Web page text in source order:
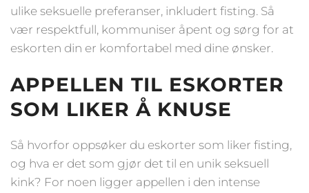
ulike seksuelle preferanser, inkludert fisting. Så
vær respektfull, kommuniser åpent og sørg for at
eskorten din er komfortabel med dine ønsker.
APPELLEN TIL ESKORTER
SOM LIKER Å KNUSE
Så hvorfor oppsøker du eskorter som liker fisting,
og hva er det som gjør det til en unik seksuell
kink? For noen ligger appellen i den intense